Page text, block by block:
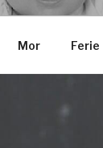
Mor Ferie